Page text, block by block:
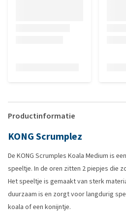
Productinformatie
KONG Scrumplez
De KONG Scrumples Koala Medium is
speeltje. In de oren zitten 2 piepjes die
Het speeltje is gemaakt van sterk
duurzaam is en zorgt voor langdurig
koala of een konijntje.